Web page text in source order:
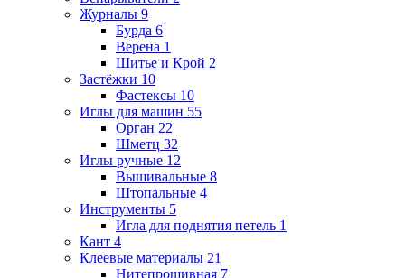
Журналы 9
Бурда 6
Верена 1
Шитье и Крой 2
Застёжки 10
Фастексы 10
Иглы для машин 55
Орган 22
Шметц 32
Иглы ручные 12
Вышивальные 8
Штопальные 4
Инструменты 5
Игла для поднятия петель 1
Кант 4
Клеевые материалы 21
Нитепрошивная 7